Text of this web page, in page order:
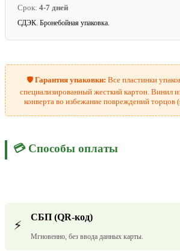
Срок: 4-7 дней
СДЭК. Бронебойная упаковка.
🛡️Гарантия упаковки: Все пластинки
специализированный жесткий картон. Винил
конверта во избежание повреждений торцов
💳 Способы оплаты
⚡
СБП (QR-код)
Мгновенно, без ввода данных карты.